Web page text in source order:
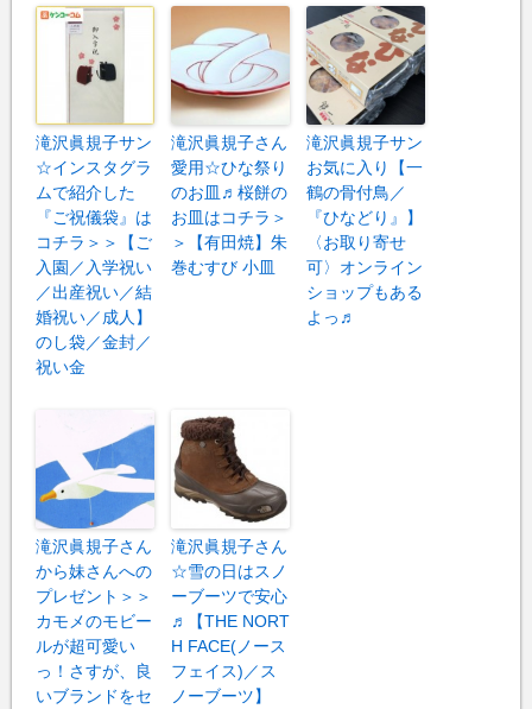
滝沢眞規子サン
☆インスタグラ
ムで紹介した
『ご祝儀袋』は
コチラ＞＞【ご
入園／入学祝い
／出産祝い／結
婚祝い／成人】
のし袋／金封／
祝い金
滝沢眞規子さん
愛用☆ひな祭り
のお皿♬桜餅の
お皿はコチラ＞
＞【有田焼】朱
巻むすび 小皿
滝沢眞規子サン
お気に入り【一
鶴の骨付鳥／
『ひなどり』】
〈お取り寄せ
可〉オンライン
ショップもある
よっ♬
滝沢眞規子さん
から妹さんへの
プレゼント＞＞
カモメのモビー
ルが超可愛い
っ！さすが、良
いブランドをセ
滝沢眞規子さん
☆雪の日はスノ
ーブーツで安心
♬【THE NORT
H FACE(ノース
フェイス)／ス
ノーブーツ】